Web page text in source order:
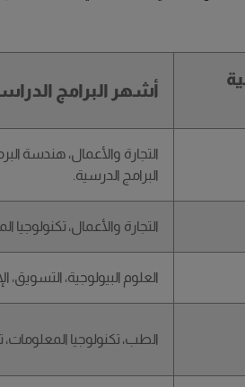
أشهر البرامج
التجارة والأعمال، هندسة
البرامج الدرسية.
التجارة والأعمال، تكنولوجيا
العلوم البيولوجية، التسويق،
الطب، تكنولوجيا المعلومات،